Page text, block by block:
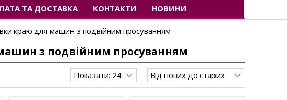
ТА ДОСТАВКА КОНТАКТИ НОВИНИ
краю для машин з подвійним просуванням
з подвійним просуванням